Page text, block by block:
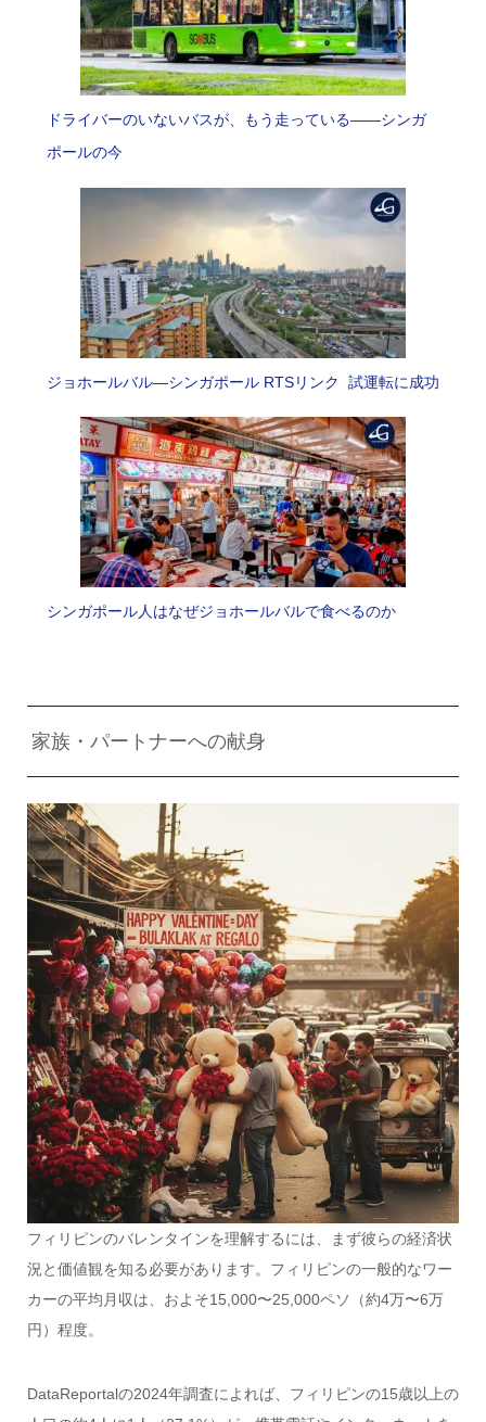
ドライバーのいないバスが、もう走っている――シンガ
ポールの今
ジョホールバル―シンガポール RTSリンク 試運転に成功
シンガポール人はなぜジョホールバルで食べるのか
家族・パートナーへの献身
フィリピンのバレンタインを理解するには、まず彼らの経済状
況と価値観を知る必要があります。フィリピンの一般的なワー
カーの平均月収は、およそ15,000〜25,000ペソ（約4万〜6万
円）程度。
DataReportalの2024年調査によれば、フィリピンの15歳以上の